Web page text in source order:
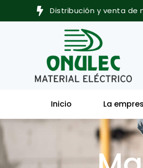
Distribución y venta de
Inicio La